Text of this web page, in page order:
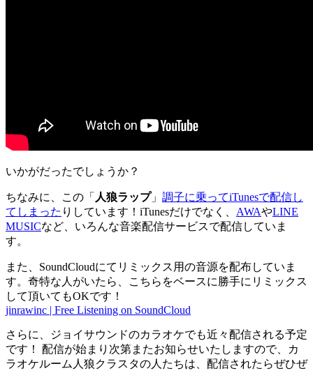
いかがだったでしょうか？
ちなみに、この「 人狼ラップ」 調子に乗ってiTunesで配信し
てしまった りしています！iTunesだけでなく、 AWAやLINE
MUSICなど、いろんな音楽配信サービスで配信していま
す。
また、SoundCloudにてリミックス用の音源を配布していま
す。奇特な人がいたら、こちらをベースに勝手にリミックス
して頂いてもOKです！
jinrawinc | Free Listening on SoundCloud
さらに、ジョイサウンドのカラオケでも近々配信される予定
です！ 配信が始まり次第またお知らせいたしますので、カ
ラオケルーム人狼クラスタの人たちは、配信されたらぜひぜ